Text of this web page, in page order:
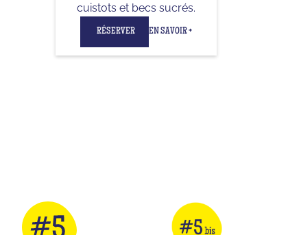
cuistots et becs sucrés.
RÉSERVER EN SAVOIR +